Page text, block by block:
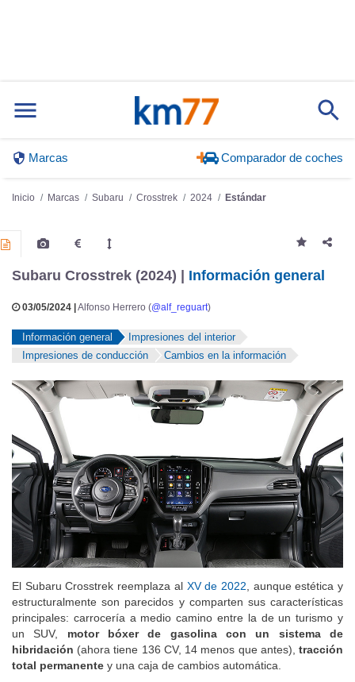
Subaru Crosstrek (2024) | Información general
Información general
Impresiones del interior
El Subaru Crosstrek reemplaza al XV de 2022 , aunque estética y
estructuralmente son parecidos y comparten sus características
principales: carrocería a medio camino entre la de un turismo y
un SUV,motor bóxer de gasolina con un sistema de
hibridación(ahora tiene 136 CV, 14 menos que antes),